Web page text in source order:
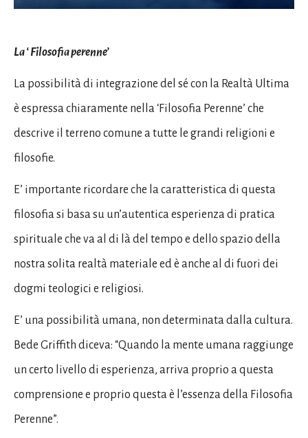
La ‘ Filosofia perenne’
La possibilità di integrazione del sé con la Realtà Ultima
è espressa chiaramente nella ‘Filosofia Perenne’ che
descrive il terreno comune a tutte le grandi religioni e
filosofie.
E’ importante ricordare che la caratteristica di questa
filosofia si basa su un’autentica esperienza di pratica
spirituale che va al di là del tempo e dello spazio della
nostra solita realtà materiale ed è anche al di fuori dei
dogmi teologici e religiosi.
E’ una possibilità umana, non determinata dalla cultura.
Bede Griffith diceva: “Quando la mente umana raggiunge
un certo livello di esperienza, arriva proprio a questa
comprensione e proprio questa è l’essenza della Filosofia
Perenne”.